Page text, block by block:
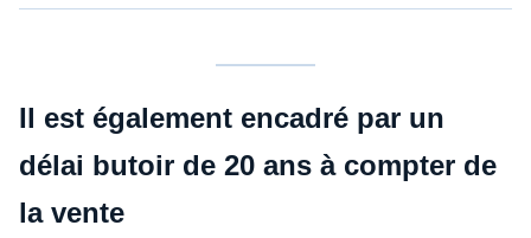
Il est également encadré par un
délai butoir de 20 ans à compter de
la vente